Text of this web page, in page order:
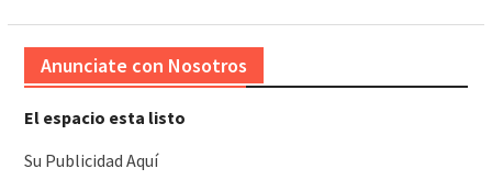
Anunciate con Nosotros
El espacio esta listo
Su Publicidad Aquí